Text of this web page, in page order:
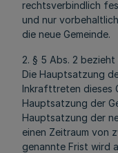
rechtsverbindlich
und nur
die neue Gemeinde.
2. § 5 Abs. 2
Die Hauptsatzung
Inkrafttreten dieses
Hauptsatzung der
Hauptsatzung der
einen Zeitraum von
genannte Frist wird